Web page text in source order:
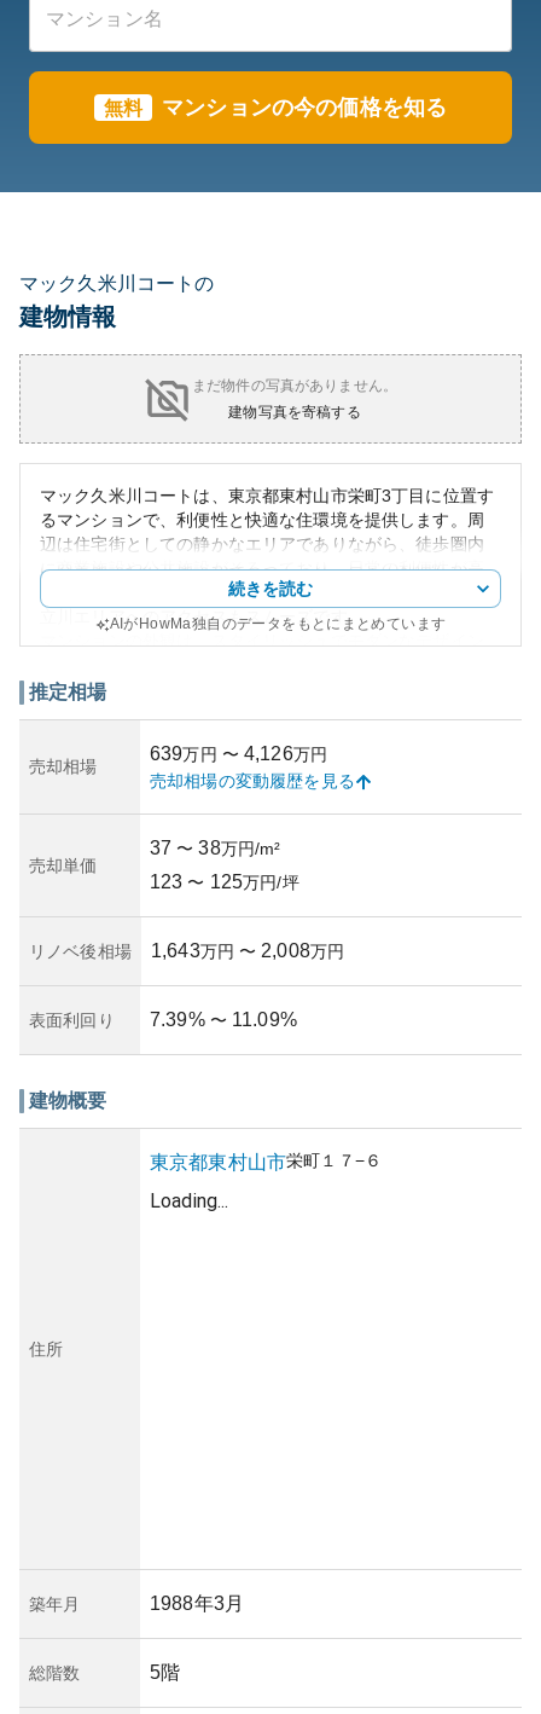
無料 マンションの今の価格を知る
マック久米川コートの
建物情報
まだ物件の写真がありません。
建物写真を寄稿する
マック久米川コートは、東京都東村山市栄町3丁目に位置す
るマンションで、利便性と快適な住環境を提供します。周
辺は住宅街としての静かなエリアでありながら、徒歩圏内
に商業施設や公共施設がそろっており、日常の利便性が高
いことが特徴です。また、交通の便も比較的良く、新宿や
立川エリアへのアクセスもスムーズです。
築年数や管理状況が良好であることから、建物の維持管理
所有リスクとしては、一般的な都心のマンションに比べる
と災害リスクが比較的小さい場所に位置しており、長期的
に安定した居住環境を維持できる可能性があります。それ
す。周辺環境や交通の便も良く、暮らしに必要な施設が揃
っていることから、居住の選択肢としても十分考慮に値し
続きを読む
AIがHowMa独自のデータをもとにまとめています
推定相場
売却相場
639万円 〜 4,126万円
売却相場の変動履歴を見る
売却単価
37 〜 38万円/m²
123 〜 125万円/坪
リノベ後相場 1,643万円 〜 2,008万円
表面利回り 7.39% 〜 11.09%
建物概要
住所
東京都東村山市栄町１７−６
Loading...
築年月 1988年3月
総階数 5階